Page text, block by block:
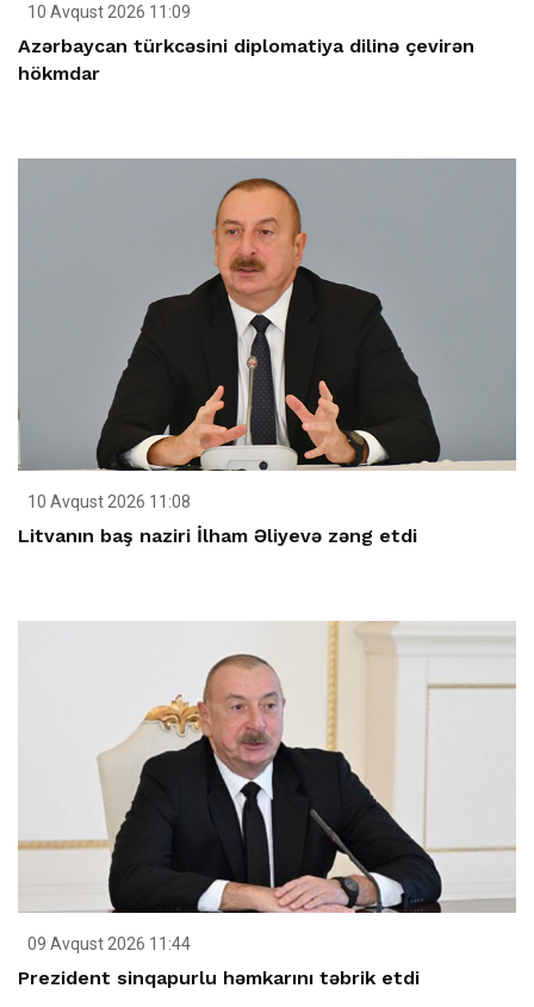
10 Avqust 2026 11:09
Azərbaycan türkcəsini diplomatiya dilinə çevirən
hökmdar
10 Avqust 2026 11:08
Litvanın baş naziri İlham Əliyevə zəng etdi
09 Avqust 2026 11:44
Prezident sinqapurlu həmkarını təbrik etdi